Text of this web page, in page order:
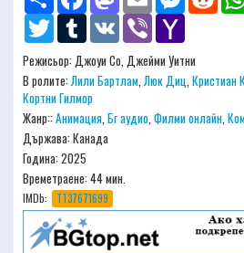
Twitter
Tumblr VK Viber
Режисьор:Джоуи Со, Джейми Уитни
В ролите:Лили Бартлам,Люк Диц,Кристиан
Кортни Гилмор
Жанр::Анимация,Бг аудио,Филми онлайн,
Държава: Канада
Година: 2025
Времетраене:44 мин.
IMDb: TT37671699